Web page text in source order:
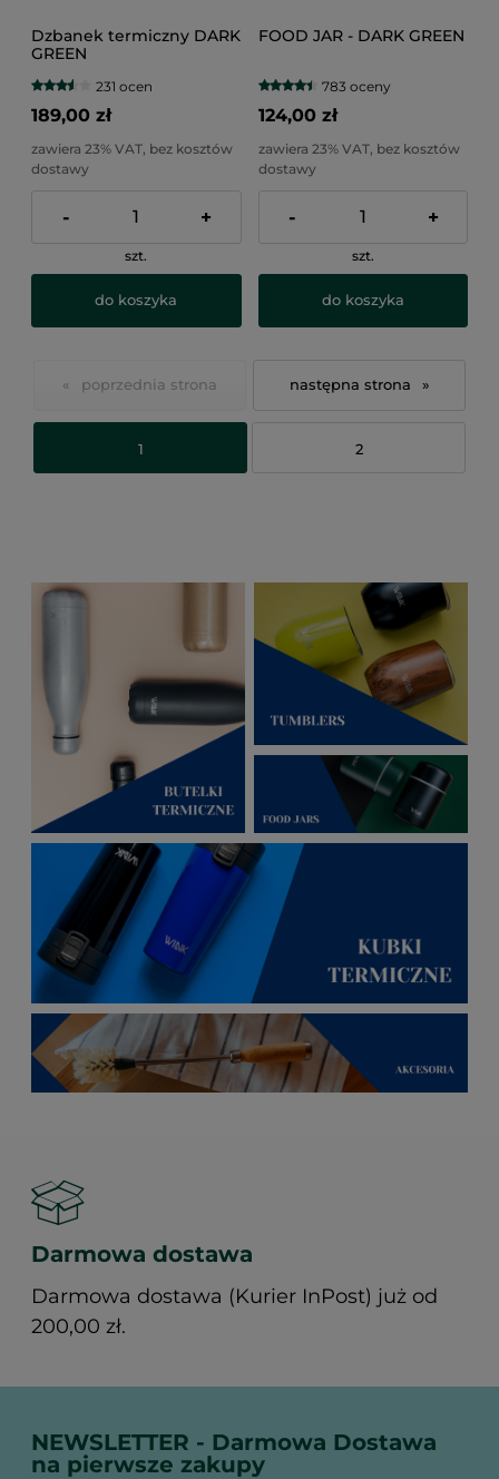
Dzbanek termiczny DARK
GREEN
231 ocen
189,00 zł
zawiera 23% VAT, bez kosztów
dostawy
- +
szt.
do koszyka
FOOD JAR - DARK GREEN
783 oceny
124,00 zł
zawiera 23% VAT, bez kosztów
dostawy
- +
szt.
do koszyka
«
1 2
»
Darmowa dostawa
Darmowa dostawa (Kurier InPost) już od
200,00 zł.
NEWSLETTER - Darmowa Dostawa
na pierwsze zakupy